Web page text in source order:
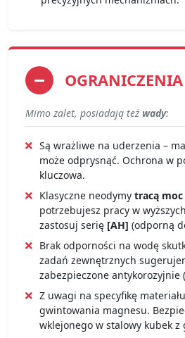
OGRANICZENIA
Mimo zalet, posiadają też wady:
Są wrażliwe na uderzenia –
może odprysnąć. Ochrona w
kluczowa.
Klasyczne neodymy tracą moc
potrzebujesz pracy w
zastosuj serię [AH] (odporną
Brak odporności na wodę
zadań zewnętrznych
zabezpieczone antykorozyjnie
Z uwagi na specyfikę
gwintowania magnesu.
wklejonego w stalowy kubek z